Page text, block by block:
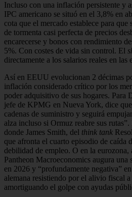
Incluso con una inflación persistente y
IPC americano se situó en el 3,8% en
cota que el mercado establece para que
de tormenta casi perfecta de precios
encarecerse y bonos con rendimiento
5%. Con costes de vida sin control. El
directamente a los salarios reales en las
Así en EEUU evolucionan 2 décimas
inflación considerado crítico por los
poder adquisitivo de sus hogares. Para
jefe de KPMG en Nueva York, dice
cadenas de suministro y seguirá
alza incluso si Ormuz reabre sus
donde James Smith, del think tank
que afronta el cuarto episodio de caída
debilidad de empleo. O en la eurozona,
Pantheon Macroeconomics augura una
en 2026 y “profundamente negativa”
alemana resistiendo por el alivio fiscal
amortiguando el golpe con ayudas